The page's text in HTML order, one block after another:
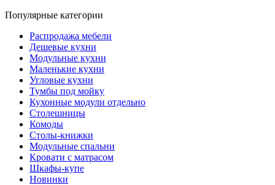
Популярные категории
Распродажа мебели
Дешевые кухни
Модульные кухни
Маленькие кухни
Угловые кухни
Тумбы под мойку
Кухонные модули отдельно
Столешницы
Комоды
Столы-книжки
Модульные спальни
Кровати с матрасом
Шкафы-купе
Новинки